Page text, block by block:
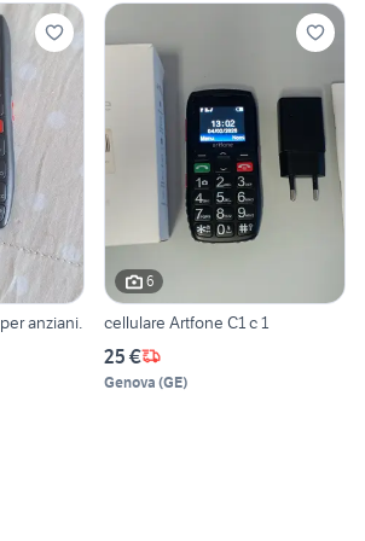
anziani.
6
cellulare Artfone C1 c 1
25 €
Genova (GE)